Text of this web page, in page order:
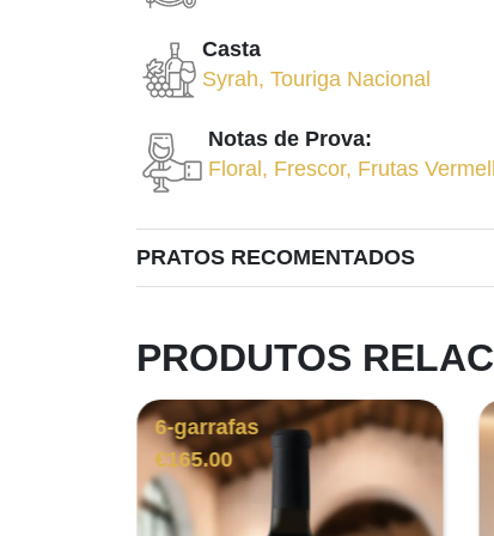
Casta
Syrah, Touriga Nacional
Notas de Prova:
Floral, Frescor, Frutas
PRATOS RECOMENTADOS
PRODUTOS
6 Garrafas
€439.00